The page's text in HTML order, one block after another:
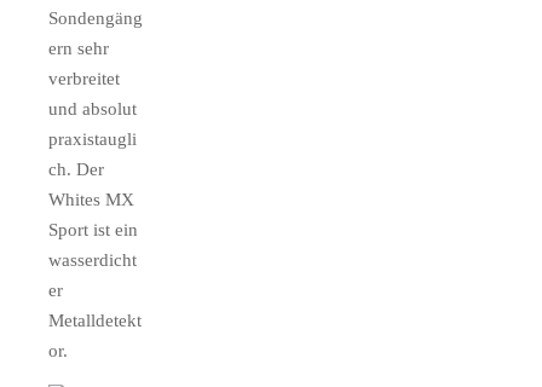
Sondengäng
ern sehr
verbreitet
und absolut
praxistaugli
ch. Der
Whites MX
Sport ist ein
wasserdicht
er
Metalldetekt
or.